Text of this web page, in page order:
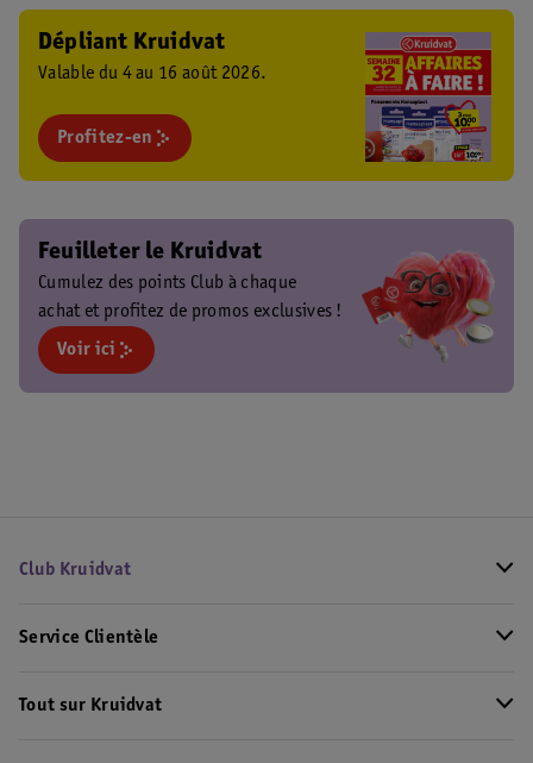
Dépliant Kruidvat
Valable du 4 au 16 août 2026.
Profitez-en
Feuilleter le Kruidvat
Cumulez des points Club à chaque
achat et profitez de promos exclusives !
Voir ici
Club Kruidvat
Service Clientèle
Tout sur Kruidvat